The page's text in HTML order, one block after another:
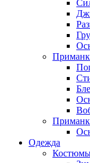
Одежда